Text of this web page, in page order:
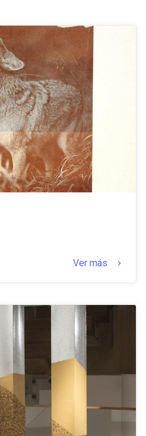
Ver más keyboard_arrow_right